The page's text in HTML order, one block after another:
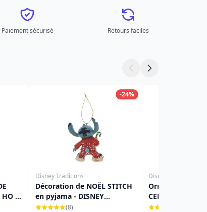
Paiement sécurisé Retours faciles
HO -
-24%
Disney Traditions
Décoration de NOËL STITCH
en pyjama - DISNEY
TRADITIONS
(8)
Disney Traditions
Ornement
CENDRILLON et
DISNEY